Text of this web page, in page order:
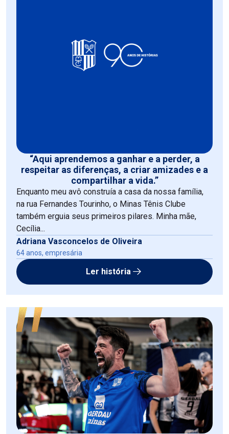
“Aqui aprendemos a ganhar e a perder, a
respeitar as diferenças, a criar amizades e a
compartilhar a vida.”
Enquanto meu avô construía a casa da nossa família,
na rua Fernandes Tourinho, o Minas Tênis Clube
também erguia seus primeiros pilares. Minha mãe,
Cecília...
Adriana Vasconcelos de Oliveira
64 anos, empresária
Ler história